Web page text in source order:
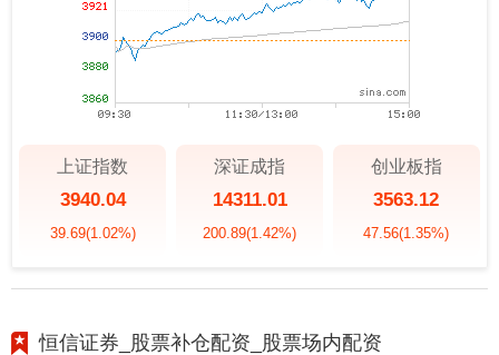
上证指数
3940.04
39.69(1.02%)
深证成指
14311.01
200.89(1.42%)
创业板指
3563.12
47.56(1.35%)
恒信证券_股票补仓配资_股票场内配资